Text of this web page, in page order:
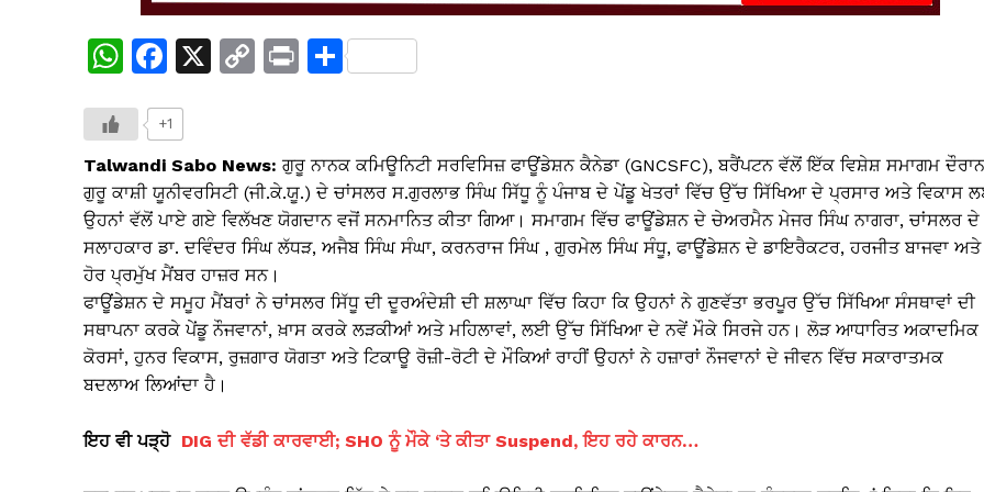
W
at
s
A
p
p
F
c
e
b
o
o
k
X
C
y
Li
n
k
Pr S
e
+1
Talwandi Sabo News: ਗੁਰੂ ਨਾਨਕ ਕਮਿਊਨਿਟੀ ਸਰਵਿਸਿਜ਼ ਫਾਊਂਡੇਸ਼ਨ ਕੈਨੇਡਾ (GNCSFC), ਬਰੈਂਪਟਨ ਵੱਲੋਂ ਇੱਕ ਵਿਸ਼ੇਸ਼ ਸਮਾਗਮ ਦੌਰਾਨ
ਗੁਰੂ ਕਾਸ਼ੀ ਯੂਨੀਵਰਸਿਟੀ (ਜੀ.ਕੇ.ਯੂ.) ਦੇ ਚਾਂਸਲਰ ਸ.ਗੁਰਲਾਭ ਸਿੰਘ ਸਿੱਧੂ ਨੂੰ ਪੰਜਾਬ ਦੇ ਪੇਂਡੂ ਖੇਤਰਾਂ ਵਿੱਚ ਉੱਚ ਸਿੱਖਿਆ ਦੇ ਪ੍ਰਸਾਰ ਅਤੇ ਵਿਕਾਸ
ਉਹਨਾਂ ਵੱਲੋਂ ਪਾਏ ਗਏ ਵਿਲੱਖਣ ਯੋਗਦਾਨ ਵਜੋਂ ਸਨਮਾਨਿਤ ਕੀਤਾ ਗਿਆ। ਸਮਾਗਮ ਵਿੱਚ ਫਾਊਂਡੇਸ਼ਨ ਦੇ ਚੇਅਰਮੈਨ ਮੇਜਰ ਸਿੰਘ ਨਾਗਰਾ, ਚਾਂਸਲਰ ਦੇ
ਸਲਾਹਕਾਰ ਡਾ. ਦਵਿੰਦਰ ਸਿੰਘ ਲੱਧੜ, ਅਜੈਬ ਸਿੰਘ ਸੰਘਾ, ਕਰਨਰਾਜ ਸਿੰਘ , ਗੁਰਮੇਲ ਸਿੰਘ ਸੰਧੂ, ਫਾਊਂਡੇਸ਼ਨ ਦੇ ਡਾਇਰੈਕਟਰ, ਹਰਜੀਤ ਬਾਜਵਾ ਅਤੇ
ਹੋਰ ਪ੍ਰਮੁੱਖ ਮੈਂਬਰ ਹਾਜ਼ਰ ਸਨ।
ਫਾਊਂਡੇਸ਼ਨ ਦੇ ਸਮੂਹ ਮੈਂਬਰਾਂ ਨੇ ਚਾਂਸਲਰ ਸਿੱਧੂ ਦੀ ਦੂਰਅੰਦੇਸ਼ੀ ਦੀ ਸ਼ਲਾਘਾ ਵਿੱਚ ਕਿਹਾ ਕਿ ਉਹਨਾਂ ਨੇ ਗੁਣਵੱਤਾ ਭਰਪੂਰ ਉੱਚ ਸਿੱਖਿਆ ਸੰਸਥਾਵਾਂ ਦੀ
ਸਥਾਪਨਾ ਕਰਕੇ ਪੇਂਡੂ ਨੌਜਵਾਨਾਂ, ਖ਼ਾਸ ਕਰਕੇ ਲੜਕੀਆਂ ਅਤੇ ਮਹਿਲਾਵਾਂ, ਲਈ ਉੱਚ ਸਿੱਖਿਆ ਦੇ ਨਵੇਂ ਮੌਕੇ ਸਿਰਜੇ ਹਨ। ਲੋੜ ਆਧਾਰਿਤ ਅਕਾਦਮਿਕ
ਕੋਰਸਾਂ, ਹੁਨਰ ਵਿਕਾਸ, ਰੁਜ਼ਗਾਰ ਯੋਗਤਾ ਅਤੇ ਟਿਕਾਊ ਰੋਜ਼ੀ-ਰੋਟੀ ਦੇ ਮੌਕਿਆਂ ਰਾਹੀਂ ਉਹਨਾਂ ਨੇ ਹਜ਼ਾਰਾਂ ਨੌਜਵਾਨਾਂ ਦੇ ਜੀਵਨ ਵਿੱਚ ਸਕਾਰਾਤਮਕ
ਬਦਲਾਅ ਲਿਆਂਦਾ ਹੈ।
ਇਹ ਵੀ ਪੜ੍ਹੋ DIG ਦੀ ਵੱਡੀ ਕਾਰਵਾਈ; SHO ਨੂੰ ਮੌਕੇ ‘ਤੇ ਕੀਤਾ Suspend, ਇਹ ਰਹੇ ਕਾਰਨ…